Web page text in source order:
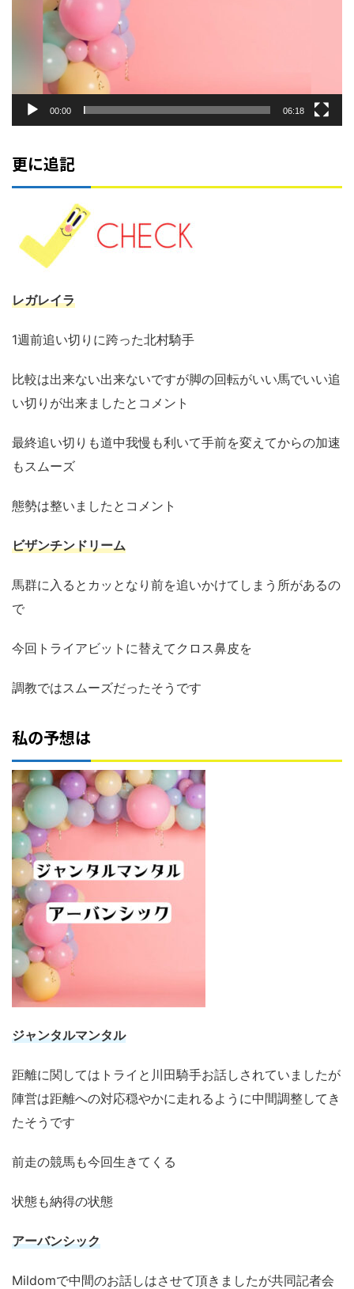
00:00 06:18
更に追記
レガレイラ
1週前追い切りに跨った北村騎手
比較は出来ない出来ないですが脚の回転がいい馬でいい追
い切りが出来ましたとコメント
最終追い切りも道中我慢も利いて手前を変えてからの加速
もスムーズ
態勢は整いましたとコメント
ビザンチンドリーム
馬群に入るとカッとなり前を追いかけてしまう所があるの
で
今回トライアビットに替えてクロス鼻皮を
調教ではスムーズだったそうです
私の予想は
ジャンタルマンタル
距離に関してはトライと川田騎手お話しされていましたが
陣営は距離への対応穏やかに走れるように中間調整してき
たそうです
前走の競馬も今回生きてくる
状態も納得の状態
アーバンシック
Mildomで中間のお話しはさせて頂きましたが共同記者会